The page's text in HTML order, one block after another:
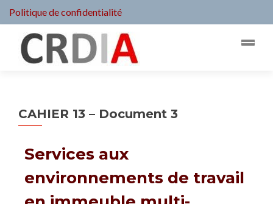
Politique de confidentialité
CAHIER 13 – Document 3
Services aux
environnements de travail